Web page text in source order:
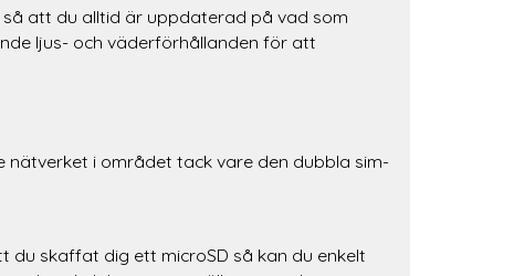
så att du alltid är uppdaterad på vad som
ljus- och väderförhållanden för att
nätverket i området tack vare den dubbla sim-
du skaffat dig ett microSD så kan du enkelt